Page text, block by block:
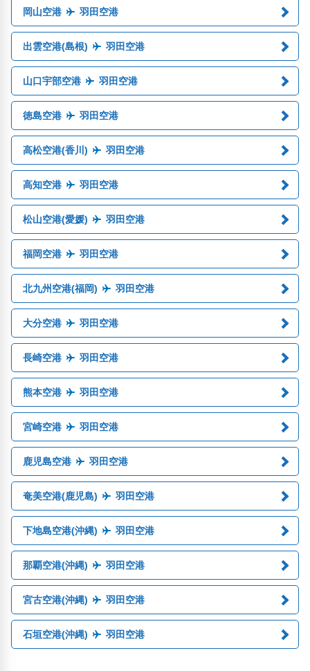
岡山空港 羽田空港
出雲空港(島根) 羽田空港
山口宇部空港 羽田空港
徳島空港 羽田空港
高松空港(香川) 羽田空港
高知空港 羽田空港
松山空港(愛媛) 羽田空港
福岡空港 羽田空港
北九州空港(福岡) 羽田空港
大分空港 羽田空港
長崎空港 羽田空港
熊本空港 羽田空港
宮崎空港 羽田空港
鹿児島空港 羽田空港
奄美空港(鹿児島) 羽田空港
下地島空港(沖縄) 羽田空港
那覇空港(沖縄) 羽田空港
宮古空港(沖縄) 羽田空港
石垣空港(沖縄) 羽田空港